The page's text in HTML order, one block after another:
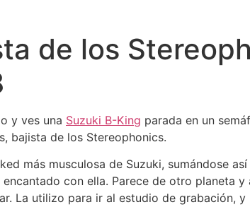
de los
y ves una Suzuki B-King parada en un
bajista de los Stereophonics.
más musculosa de Suzuki, sumándose
con ella. Parece de otro planeta y
La utilizo para ir al estudio de grabación, y